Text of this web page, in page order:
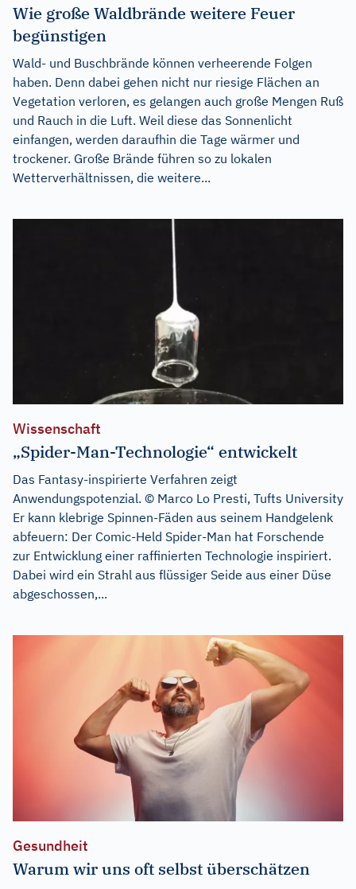
Wie große Waldbrände weitere Feuer
begünstigen
Wald- und Buschbrände können verheerende Folgen
haben. Denn dabei gehen nicht nur riesige Flächen an
Vegetation verloren, es gelangen auch große Mengen Ruß
und Rauch in die Luft. Weil diese das Sonnenlicht
einfangen, werden daraufhin die Tage wärmer und
trockener. Große Brände führen so zu lokalen
Wetterverhältnissen, die weitere...
Wissenschaft
„Spider-Man-Technologie“ entwickelt
Das Fantasy-inspirierte Verfahren zeigt
Anwendungspotenzial. © Marco Lo Presti, Tufts University
Er kann klebrige Spinnen-Fäden aus seinem Handgelenk
abfeuern: Der Comic-Held Spider-Man hat Forschende
zur Entwicklung einer raffinierten Technologie inspiriert.
Dabei wird ein Strahl aus flüssiger Seide aus einer Düse
abgeschossen,...
Gesundheit
Warum wir uns oft selbst überschätzen